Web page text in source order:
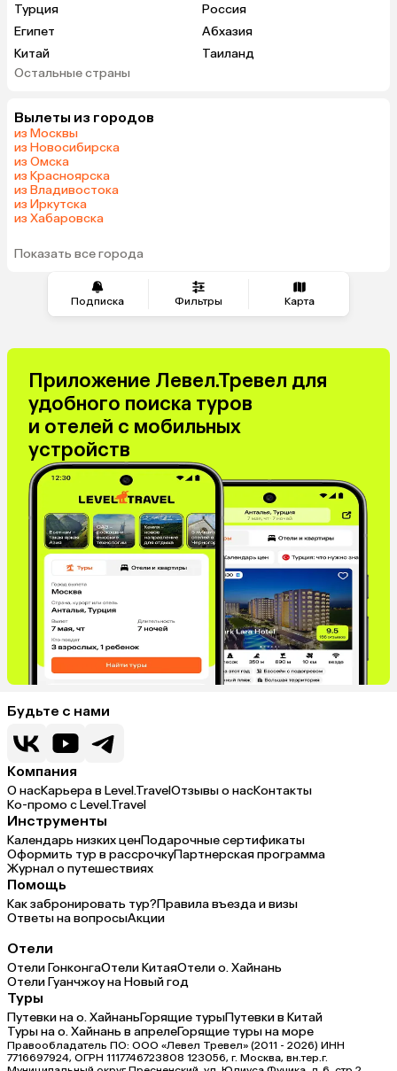
Подписка Фильтры Карта
Турция
Россия
Египет
Абхазия
Китай
Таиланд
Вьетнам
Грузия
Армения
Казахстан
Узбекистан
Сербия
Иордания
Саудовская Аравия
Таджикистан
Венгрия
Болгария
Остальные страны
Вылеты из городов
из Москвы
из Новосибирска
из Омска
из Красноярска
из Владивостока
из Иркутска
из Хабаровска
Показать все города
Приложение Левел.Тревел для
удобного поиска туров
и отелей с мобильных
устройств
Будьте с нами
Компания
О насКарьера в Level.TravelОтзывы о насКонтакты
Ко-промо с Level.Travel
Инструменты
Календарь низких ценПодарочные сертификаты
Оформить тур в рассрочкуПартнерская программа
Журнал о путешествиях
Помощь
Как забронировать тур?Правила въезда и визы
Ответы на вопросыАкции
Отели
Отели ГонконгаОтели КитаяОтели о. Хайнань
Отели Гуанчжоу на Новый год
Туры
Путевки на о. ХайнаньГорящие турыПутевки в Китай
Туры на о. Хайнань в апрелеГорящие туры на море
Правообладатель ПО: ООО «Левел Тревел» (2011 - 2026) ИНН
7716697924, ОГРН 1117746723808 123056, г. Москва, вн.тер.г.